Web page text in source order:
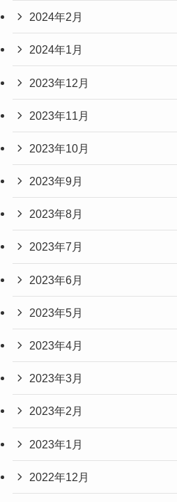
2024年2月
2024年1月
2023年12月
2023年11月
2023年10月
2023年9月
2023年8月
2023年7月
2023年6月
2023年5月
2023年4月
2023年3月
2023年2月
2023年1月
2022年12月